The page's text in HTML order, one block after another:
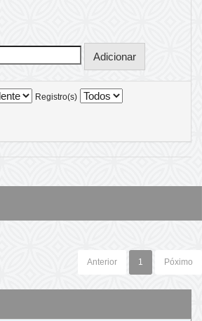
Registro(s)
Anterior 1 Póximo